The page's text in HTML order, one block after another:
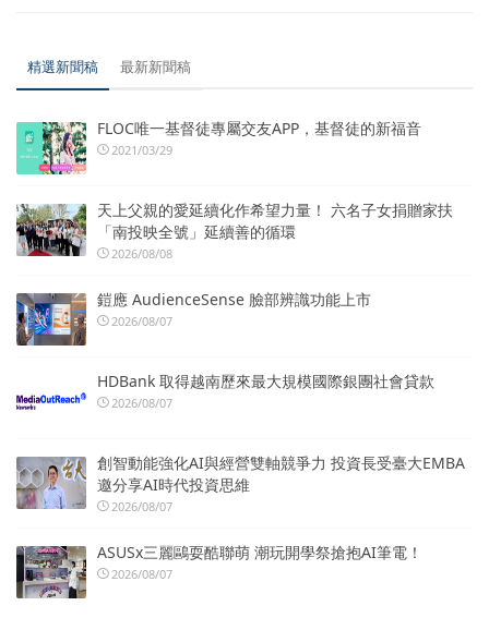
精選新聞稿 最新新聞稿
FLOC唯一基督徒專屬交友APP，基督徒的新福音
2021/03/29
天上父親的愛延續化作希望力量！ 六名子女捐贈家扶
「南投映全號」延續善的循環
2026/08/08
鎧應 AudienceSense 臉部辨識功能上市
2026/08/07
HDBank 取得越南歷來最大規模國際銀團社會貸款
2026/08/07
創智動能強化AI與經營雙軸競爭力 投資長受臺大EMBA
邀分享AI時代投資思維
2026/08/07
ASUSx三麗鷗耍酷聯萌 潮玩開學祭搶抱AI筆電！
2026/08/07